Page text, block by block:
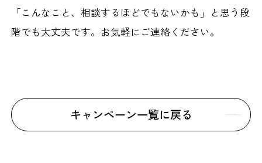
「こんなこと、相談するほどでもないかも」と思う段
階でも大丈夫です。お気軽にご連絡ください。
キャンペーン一覧に戻る